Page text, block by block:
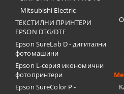
Mitsubishi Electric
ТЕКСТИЛНИ ПРИНТЕРИ
EPSON DTG/DTF
Epson SureLab D - дигитални
фотомашини
Epson L-серия икономични
фотопринтери
Epson SureColor P -